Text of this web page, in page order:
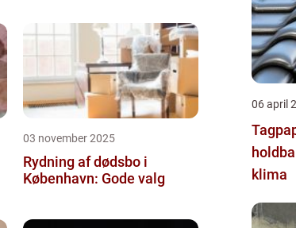
03 november 2025
Rydning af dødsbo i
København: Gode valg
06 april
klima